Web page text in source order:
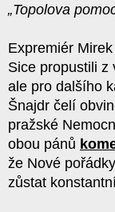
„Topolova
Expremiér
Sice propustili z
ale pro dalšího
Šnajdr čelí
pražské
obou pánů
že Nové
zůstat